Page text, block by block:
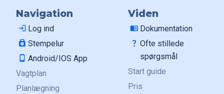
Navigation
login Log ind
punch_clock Stempelur
phone_android Android/IOS App
Vagtplan
Planlægning
Viden
menu_book Dokumentation
question_mark Ofte stillede
spørgsmål
Start guide
Pris